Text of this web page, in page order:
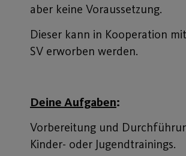
aber keine Voraussetzung.
Dieser kann in Kooperation
SV erworben werden.
Deine Aufgaben:
Vorbereitung und
Kinder- oder Jugendtrainings.